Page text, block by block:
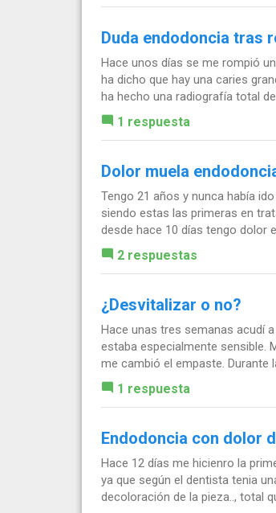
Duda endodoncia tras
Hace unos días se me rompió
ha dicho que hay una caries
ha hecho una radiografía total de
1 respuesta
Dolor muela
Tengo 21 años y nunca había
siendo estas las primeras en
desde hace 10 días tengo dolor
2 respuestas
¿Desvitalizar o no?
Hace unas tres semanas acudí
estaba especialmente sensible.
me cambió el empaste. Durante
1 respuesta
Endodoncia con dolor
Hace 12 días me hicienro la
ya que según el dentista tenia
decoloración de la pieza.., total